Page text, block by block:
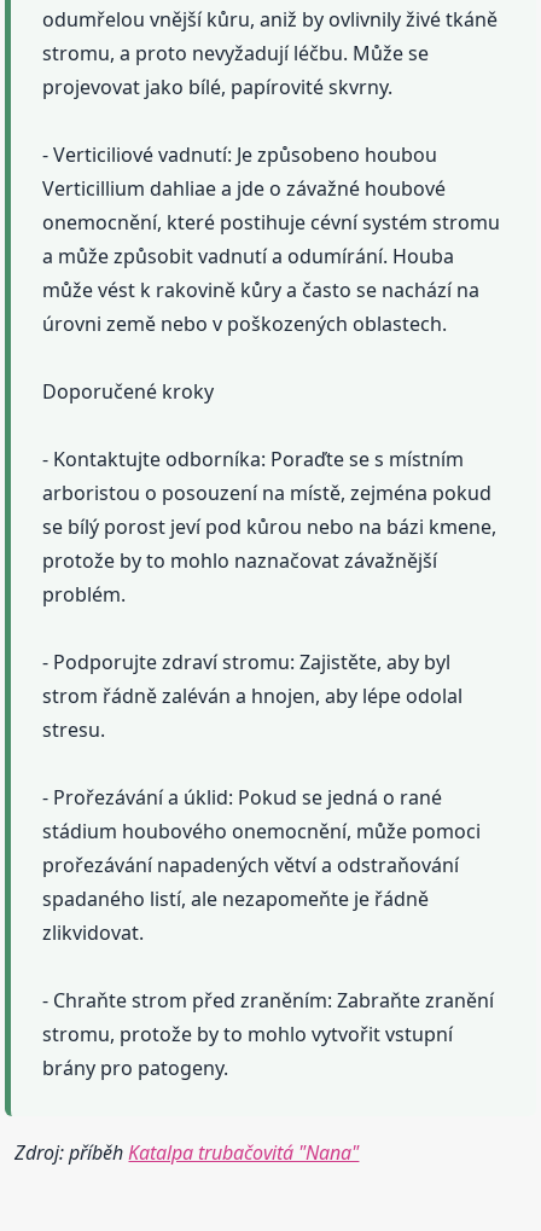
odumřelou vnější kůru, aniž by ovlivnily živé tkáně
stromu, a proto nevyžadují léčbu. Může se
projevovat jako bílé, papírovité skvrny.
- Verticiliové vadnutí: Je způsobeno houbou
Verticillium dahliae a jde o závažné houbové
onemocnění, které postihuje cévní systém stromu
a může způsobit vadnutí a odumírání. Houba
může vést k rakovině kůry a často se nachází na
úrovni země nebo v poškozených oblastech.
Doporučené kroky
- Kontaktujte odborníka: Poraďte se s místním
arboristou o posouzení na místě, zejména pokud
se bílý porost jeví pod kůrou nebo na bázi kmene,
protože by to mohlo naznačovat závažnější
problém.
- Podporujte zdraví stromu: Zajistěte, aby byl
strom řádně zaléván a hnojen, aby lépe odolal
stresu.
- Prořezávání a úklid: Pokud se jedná o rané
stádium houbového onemocnění, může pomoci
prořezávání napadených větví a odstraňování
spadaného listí, ale nezapomeňte je řádně
zlikvidovat.
- Chraňte strom před zraněním: Zabraňte zranění
stromu, protože by to mohlo vytvořit vstupní
brány pro patogeny.
Zdroj: příběhKatalpa trubačovitá "Nana"